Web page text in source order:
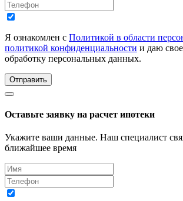
Я ознакомлен с Политикой в области
политикой конфиденциальности и даю
обработку персональных данных.
Отправить
Оставьте заявку на расчет ипотеки
Укажите ваши данные. Наш специалист
ближайшее время